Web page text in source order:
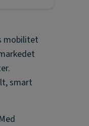
mobilitet
smart